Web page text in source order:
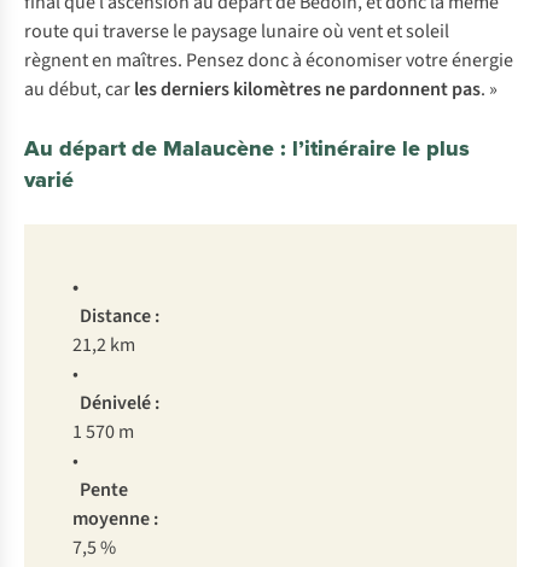
route qui traverse le paysage lunaire où vent et soleil
règnent en maîtres. Pensez donc à économiser votre énergie
au début, carlesderniers kilomètresnepardonnent pas. »
Au départ de Malaucène : l’itinéraire le plus
varié
•
Distance :
21,2 km
•
Dénivelé :
1 570 m
•
Pente
moyenne :
7,5 %